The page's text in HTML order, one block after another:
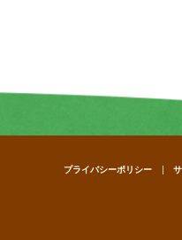
プライバシーポリシー